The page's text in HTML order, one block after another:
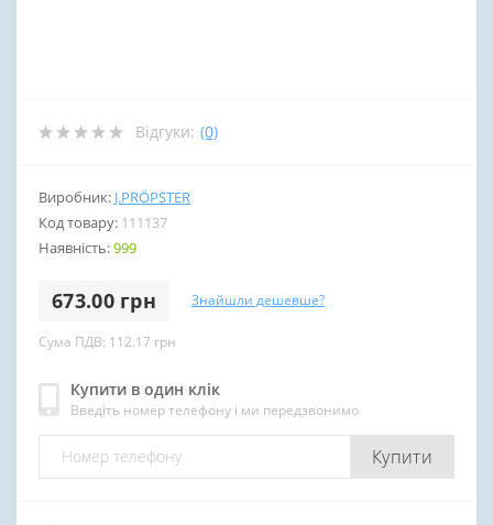
Відгуки: (0)
Виробник: J.PRÖPSTER
Код товару: 111137
Наявність:999
673.00 грн Знайшли дешевше?
Сума ПДВ: 112.17 грн
Купити в один клік
Введіть номер телефону і ми передзвонимо
Купити